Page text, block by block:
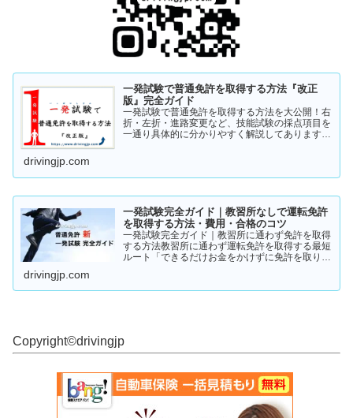
一発試験で普通免許を取得する方法『改正
版』完全ガイド
一発試験で普通免許を取得する方法を大公開！右
折・左折・進路変更など、技能試験の採点項目を
一通り具体的に分かりやすく解説してあります。
drivingjp.com
一発試験完全ガイド｜教習所なしで運転免許
を取得する方法・費用・合格のコツ
一発試験完全ガイド｜教習所に通わず免許を取得
する方法教習所に通わず運転免許を取得する最短
ルート「できるだけお金をかけずに免許を取りた
試験（飛び込み試験...
drivingjp.com
Copyright©︎drivingjp